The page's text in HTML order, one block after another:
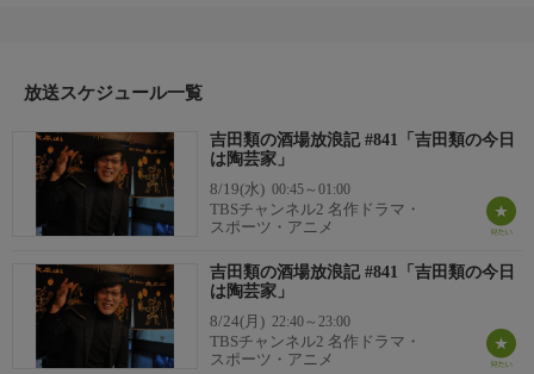
など、下町ならではの心温まる風景をイラストレーター吉田類の
制作
BS−TBS
放送スケジュール一覧
吉田類の酒場放浪記 #841「吉田類の今日
は陶芸家」
8/19(水) 00:45～01:00
TBSチャンネル2 名作ドラマ・
スポーツ・アニメ
吉田類の酒場放浪記 #841「吉田類の今日
は陶芸家」
8/24(月) 22:40～23:00
TBSチャンネル2 名作ドラマ・
スポーツ・アニメ